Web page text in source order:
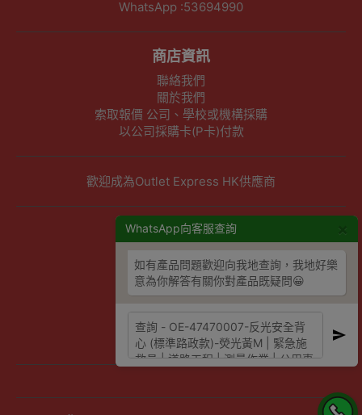
WhatsApp向客服查詢
如有產品問題歡迎向我地查詢，我地好樂
意為你解答有關你對產品既疑問😀
WhatsApp :53694990
商店資訊
聯絡我們
關於我們
索取報價 公司、學校或機構採購
以公司採購卡(P卡)付款
歡迎成為Outlet Express HK供應商
其他資訊
隱私權及條款聲明
保養條款及更換政策
條款及細則
網站地圖